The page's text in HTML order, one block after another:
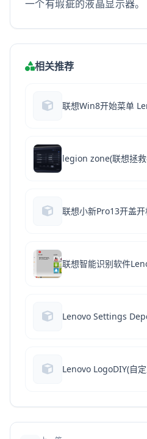
一个有瑕疵的液晶显示器。
相关推荐